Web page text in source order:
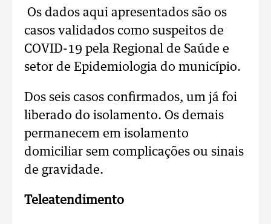
Os dados aqui apresentados são os
casos validados como suspeitos de
COVID-19 pela Regional de Saúde e
setor de Epidemiologia do município.
Dos seis casos confirmados, um já foi
liberado do isolamento. Os demais
permanecem em isolamento
domiciliar sem complicações ou sinais
de gravidade.
Teleatendimento